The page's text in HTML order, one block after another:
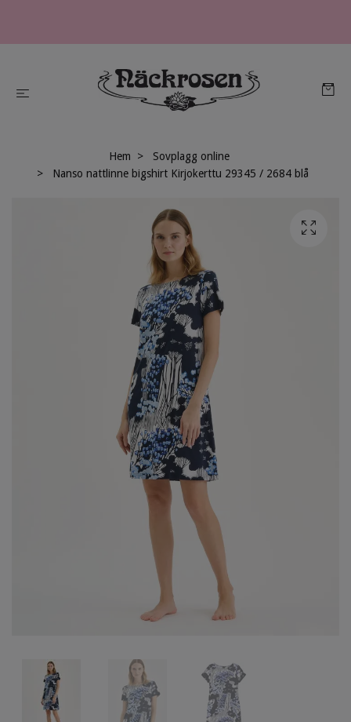
Hem
Sovplagg online
Nanso nattlinne bigshirt Kirjokerttu 29345 / 2684 blå